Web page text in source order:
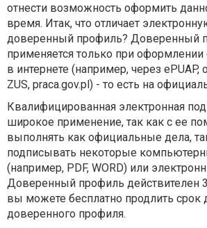
отнести возможность оформить
время. Итак, что отличает
доверенный профиль? Доверенный
применяется только при
в интернете (например, через ePUAP,
ZUS, praca.gov.pl) - то есть на
Квалифицированная электронная
широкое применение, так как с ее
выполнять как официальные дела,
подписывать некоторые
(например, PDF, WORD) или
Доверенный профиль действителен 3
вы можете бесплатно продлить срок
доверенного профиля.